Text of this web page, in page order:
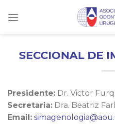
SECCIONAL DE
Presidente: Dr. Victor
Secretaria: Dra. Beatriz
Email: